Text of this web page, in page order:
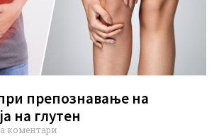
препознавање на
на глутен
коментари